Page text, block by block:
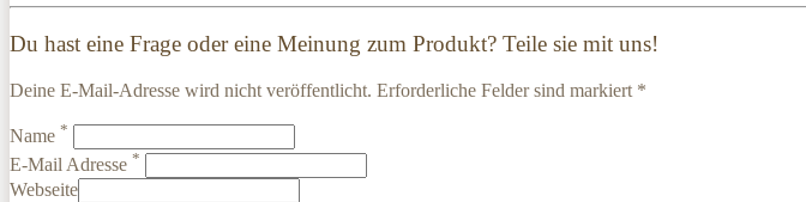
Du hast eine Frage oder eine Meinung zum Produkt? Teile sie mit uns!
Deine E-Mail-Adresse wird nicht veröffentlicht. Erforderliche Felder sind markiert *
Name *
E-Mail Adresse *
Webseite